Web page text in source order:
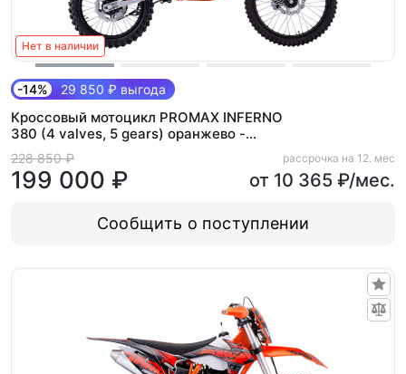
Нет в наличии
-14% 29 850 ₽ выгода
Кроссовый мотоцикл PROMAX INFERNO
380 (4 valves, 5 gears) оранжево -
черный-голубой
228 850 ₽
199 000 ₽
рассрочка на 12. мес
от 10 365 ₽/мес.
Сообщить о поступлении